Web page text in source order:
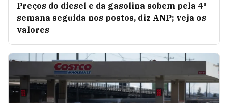
Preços do diesel e da gasolina sobem pela 4ª
semana seguida nos postos, diz ANP; veja os
valores